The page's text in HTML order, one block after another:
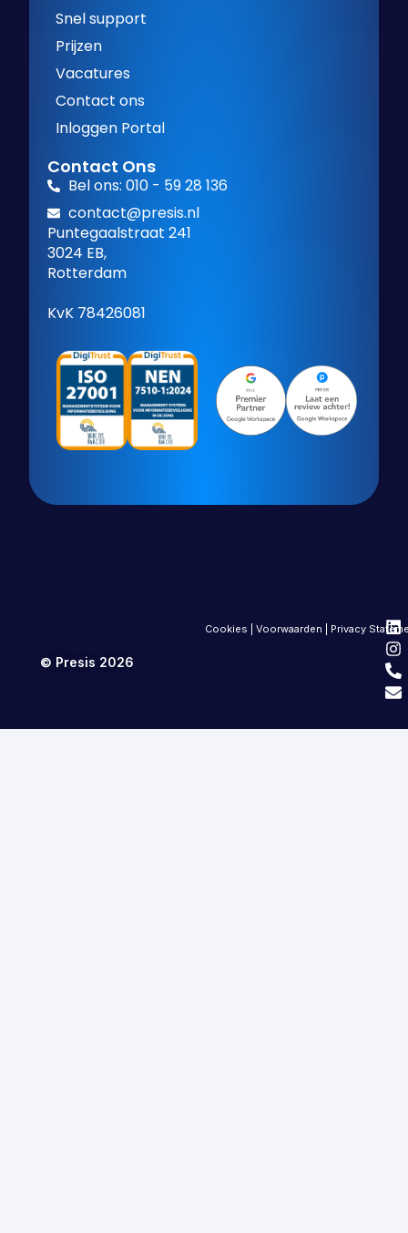
Snel support
Prijzen
Vacatures
Contact ons
Inloggen Portal
Contact Ons
Bel ons: 010 - 59 28 136
contact@presis.nl
Puntegaalstraat 241
3024 EB,
Rotterdam
KvK 78426081
© Presis 2026
Cookies |Voorwaarden Privacy